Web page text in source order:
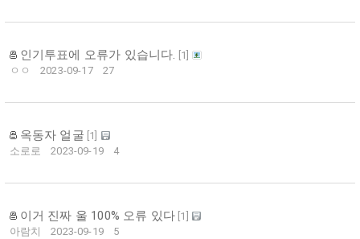
인기투표에 오류가 있습니다. 1
ㅇㅇ
2023-09-17 27
옥동자 얼굴 1
소로로
2023-09-19 4
이거 진짜 울 100% 오류 있다 1
아람치
2023-09-19 5